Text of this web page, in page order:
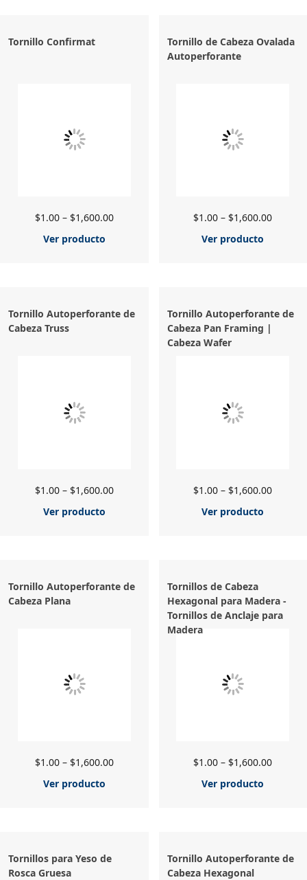
Tornillo Confirmat
$1.00– $1,600.00
Ver producto
Tornillo de Cabeza Ovalada
Autoperforante
$1.00 – $1,600.00
Ver producto
Tornillo Autoperforante de
Cabeza Truss
$1.00– $1,600.00
Ver producto
Tornillo Autoperforante de
Cabeza Pan Framing |
Cabeza Wafer
$1.00 – $1,600.00
Ver producto
Tornillo Autoperforante de
Cabeza Plana
$1.00– $1,600.00
Ver producto
Tornillos de Cabeza
Hexagonal para Madera -
Tornillos de Anclaje para
Madera
$1.00 – $1,600.00
Ver producto
Tornillos para Yeso de
Rosca Gruesa
Tornillo Autoperforante de
Cabeza Hexagonal